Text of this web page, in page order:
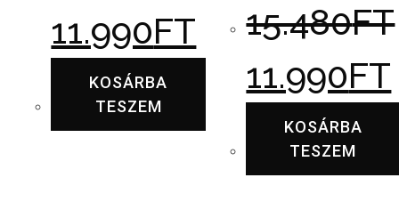
11.990FT
KOSÁRBA
TESZEM
15.480FT
11.990FT
KOSÁRBA
TESZEM